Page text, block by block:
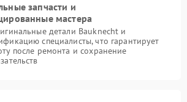
запчасти и
мастера
детали Bauknecht и
специалисты, что гарантирует
после ремонта и сохранение